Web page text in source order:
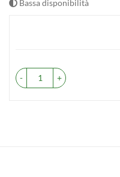
Bassa disponibilità
- +